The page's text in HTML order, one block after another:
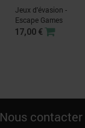
Jeux d'évasion -
Escape Games
17,00 €
Nous contacter